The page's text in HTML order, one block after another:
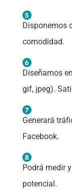
Disponemos
comodidad.
Diseñamos
gif, jpeg).
Generará
Facebook.
Podrá medir
potencial.